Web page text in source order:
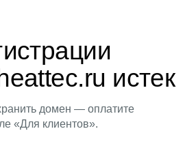
истек
домен — оплатите
«Для клиентов».